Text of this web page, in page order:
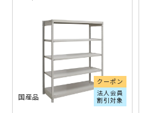
クーポン
法人会員
割引対象
国産品